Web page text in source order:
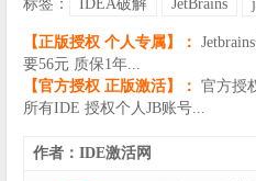
标签： IDEA破解 JetBrains
【正版授权 个人专属】：
要56元 质保1年...
【官方授权 正版激活】： 官方授
所有IDE 授权个人JB账号...
作者：IDE激活网